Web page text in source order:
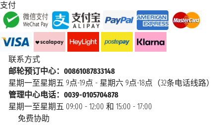
支付
联系方式
邮轮预订中心：00861087833148
星期一至星期五 9点-19点 - 星期六 9点-18点（32条电话线路）
管理中心电话：0039-0105704878
星期一至星期五 09:00 - 12:00 和 15:00 - 17:00
免费协助